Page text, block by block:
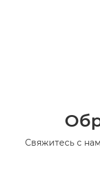
Свяжитесь с